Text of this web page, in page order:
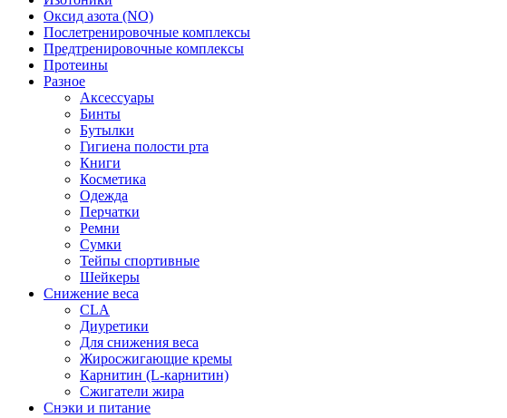
Оксид азота (NO)
Послетренировочные комплексы
Предтренировочные комплексы
Протеины
Разное
Аксессуары
Бинты
Бутылки
Гигиена полости рта
Книги
Косметика
Одежда
Перчатки
Ремни
Сумки
Тейпы спортивные
Шейкеры
Снижение веса
CLA
Диуретики
Для снижения веса
Жиросжигающие кремы
Карнитин (L-карнитин)
Сжигатели жира
Снэки и питание